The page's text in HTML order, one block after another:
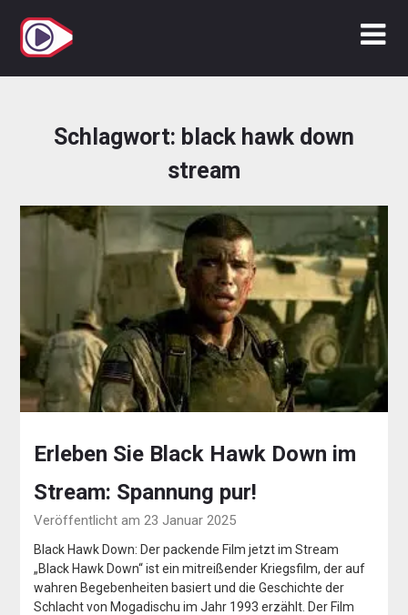
Inhalt
springen
Schlagwort: black hawk down
stream
Erleben Sie Black Hawk Down im
Stream: Spannung pur!
Veröffentlicht am 23 Januar 2025
Black Hawk Down: Der packende Film jetzt im Stream
„Black Hawk Down“ ist ein mitreißender Kriegsfilm, der auf
wahren Begebenheiten basiert und die Geschichte der
Schlacht von Mogadischu im Jahr 1993 erzählt. Der Film